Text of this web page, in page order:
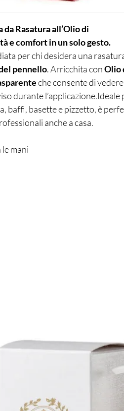
Rasatura all’Olio di
e comfort in un solo gesto.
per chi desidera una
pennello. Arricchita conOlio
che consente di vedere
durante l’applicazione.Ideale
baffi, basette e pizzetto, è
anche a casa.
mani
della barba per offrire
nel suo genere,
l’eccellenza la famigliarità e
loro scelta, il loro desiderio di